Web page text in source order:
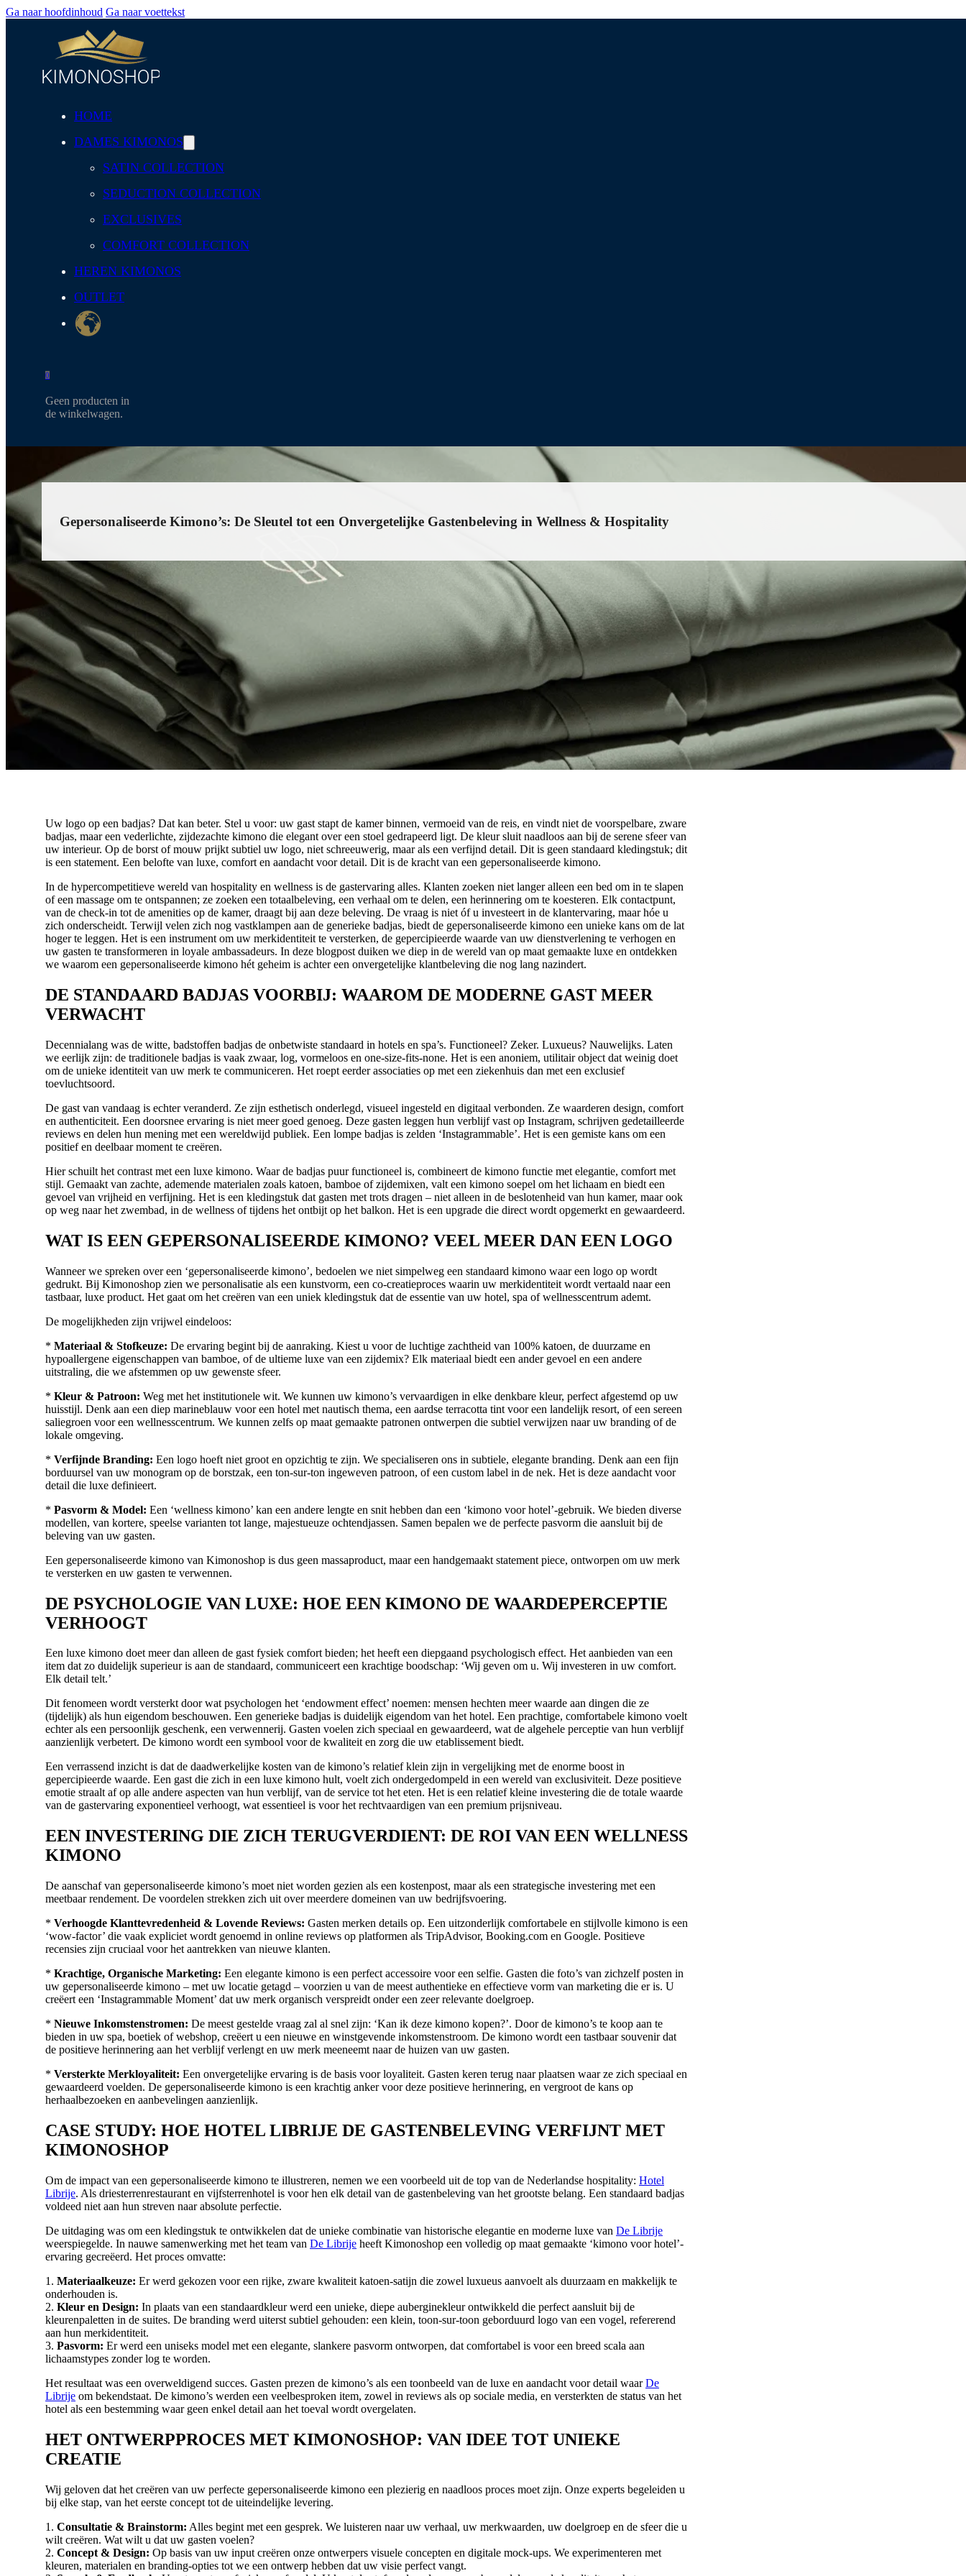
Ga naar hoofdinhoud Ga naar voettekst
HOME
DAMES KIMONOS
SATIN COLLECTION
SEDUCTION COLLECTION
EXCLUSIVES
COMFORT COLLECTION
HEREN KIMONOS
OUTLET
0
Geen producten in
de winkelwagen.
Gepersonaliseerde Kimono’s: De Sleutel tot een Onvergetelijke Gastenbeleving in Wellness & Hospitality
Uw logo op een badjas? Dat kan beter. Stel u voor: uw gast stapt de kamer binnen, vermoeid van de reis, en vindt niet de voorspelbare, zware
badjas, maar een vederlichte, zijdezachte kimono die elegant over een stoel gedrapeerd ligt. De kleur sluit naadloos aan bij de serene sfeer van
uw interieur. Op de borst of mouw prijkt subtiel uw logo, niet schreeuwerig, maar als een verfijnd detail. Dit is geen standaard kledingstuk; dit
is een statement. Een belofte van luxe, comfort en aandacht voor detail. Dit is de kracht van een gepersonaliseerde kimono.
In de hypercompetitieve wereld van hospitality en wellness is de gastervaring alles. Klanten zoeken niet langer alleen een bed om in te slapen
of een massage om te ontspannen; ze zoeken een totaalbeleving, een verhaal om te delen, een herinnering om te koesteren. Elk contactpunt,
van de check-in tot de amenities op de kamer, draagt bij aan deze beleving. De vraag is niet óf u investeert in de klantervaring, maar hóe u
zich onderscheidt. Terwijl velen zich nog vastklampen aan de generieke badjas, biedt de gepersonaliseerde kimono een unieke kans om de lat
hoger te leggen. Het is een instrument om uw merkidentiteit te versterken, de gepercipieerde waarde van uw dienstverlening te verhogen en
uw gasten te transformeren in loyale ambassadeurs. In deze blogpost duiken we diep in de wereld van op maat gemaakte luxe en ontdekken
we waarom een gepersonaliseerde kimono hét geheim is achter een onvergetelijke klantbeleving die nog lang nazindert.
DE STANDAARD BADJAS VOORBIJ: WAAROM DE MODERNE GAST MEER
VERWACHT
Decennialang was de witte, badstoffen badjas de onbetwiste standaard in hotels en spa’s. Functioneel? Zeker. Luxueus? Nauwelijks. Laten
we eerlijk zijn: de traditionele badjas is vaak zwaar, log, vormeloos en one-size-fits-none. Het is een anoniem, utilitair object dat weinig doet
om de unieke identiteit van uw merk te communiceren. Het roept eerder associaties op met een ziekenhuis dan met een exclusief
toevluchtsoord.
De gast van vandaag is echter veranderd. Ze zijn esthetisch onderlegd, visueel ingesteld en digitaal verbonden. Ze waarderen design, comfort
en authenticiteit. Een doorsnee ervaring is niet meer goed genoeg. Deze gasten leggen hun verblijf vast op Instagram, schrijven gedetailleerde
reviews en delen hun mening met een wereldwijd publiek. Een lompe badjas is zelden ‘Instagrammable’. Het is een gemiste kans om een
positief en deelbaar moment te creëren.
Hier schuilt het contrast met een luxe kimono. Waar de badjas puur functioneel is, combineert de kimono functie met elegantie, comfort met
stijl. Gemaakt van zachte, ademende materialen zoals katoen, bamboe of zijdemixen, valt een kimono soepel om het lichaam en biedt een
gevoel van vrijheid en verfijning. Het is een kledingstuk dat gasten met trots dragen – niet alleen in de beslotenheid van hun kamer, maar ook
op weg naar het zwembad, in de wellness of tijdens het ontbijt op het balkon. Het is een upgrade die direct wordt opgemerkt en gewaardeerd.
WAT IS EEN GEPERSONALISEERDE KIMONO? VEEL MEER DAN EEN LOGO
Wanneer we spreken over een ‘gepersonaliseerde kimono’, bedoelen we niet simpelweg een standaard kimono waar een logo op wordt
gedrukt. Bij Kimonoshop zien we personalisatie als een kunstvorm, een co-creatieproces waarin uw merkidentiteit wordt vertaald naar een
tastbaar, luxe product. Het gaat om het creëren van een uniek kledingstuk dat de essentie van uw hotel, spa of wellnesscentrum ademt.
De mogelijkheden zijn vrijwel eindeloos:
* Materiaal & Stofkeuze: De ervaring begint bij de aanraking. Kiest u voor de luchtige zachtheid van 100% katoen, de duurzame en
hypoallergene eigenschappen van bamboe, of de ultieme luxe van een zijdemix? Elk materiaal biedt een ander gevoel en een andere
uitstraling, die we afstemmen op uw gewenste sfeer.
* Kleur & Patroon: Weg met het institutionele wit. We kunnen uw kimono’s vervaardigen in elke denkbare kleur, perfect afgestemd op uw
huisstijl. Denk aan een diep marineblauw voor een hotel met nautisch thema, een aardse terracotta tint voor een landelijk resort, of een sereen
saliegroen voor een wellnesscentrum. We kunnen zelfs op maat gemaakte patronen ontwerpen die subtiel verwijzen naar uw branding of de
lokale omgeving.
* Verfijnde Branding: Een logo hoeft niet groot en opzichtig te zijn. We specialiseren ons in subtiele, elegante branding. Denk aan een fijn
borduursel van uw monogram op de borstzak, een ton-sur-ton ingeweven patroon, of een custom label in de nek. Het is deze aandacht voor
detail die luxe definieert.
* Pasvorm & Model: Een ‘wellness kimono’ kan een andere lengte en snit hebben dan een ‘kimono voor hotel’-gebruik. We bieden diverse
modellen, van kortere, speelse varianten tot lange, majestueuze ochtendjassen. Samen bepalen we de perfecte pasvorm die aansluit bij de
beleving van uw gasten.
Een gepersonaliseerde kimono van Kimonoshop is dus geen massaproduct, maar een handgemaakt statement piece, ontworpen om uw merk
te versterken en uw gasten te verwennen.
DE PSYCHOLOGIE VAN LUXE: HOE EEN KIMONO DE WAARDEPERCEPTIE
VERHOOGT
Een luxe kimono doet meer dan alleen de gast fysiek comfort bieden; het heeft een diepgaand psychologisch effect. Het aanbieden van een
item dat zo duidelijk superieur is aan de standaard, communiceert een krachtige boodschap: ‘Wij geven om u. Wij investeren in uw comfort.
Elk detail telt.’
Dit fenomeen wordt versterkt door wat psychologen het ‘endowment effect’ noemen: mensen hechten meer waarde aan dingen die ze
(tijdelijk) als hun eigendom beschouwen. Een generieke badjas is duidelijk eigendom van het hotel. Een prachtige, comfortabele kimono voelt
echter als een persoonlijk geschenk, een verwennerij. Gasten voelen zich speciaal en gewaardeerd, wat de algehele perceptie van hun verblijf
aanzienlijk verbetert. De kimono wordt een symbool voor de kwaliteit en zorg die uw etablissement biedt.
Een verrassend inzicht is dat de daadwerkelijke kosten van de kimono’s relatief klein zijn in vergelijking met de enorme boost in
gepercipieerde waarde. Een gast die zich in een luxe kimono hult, voelt zich ondergedompeld in een wereld van exclusiviteit. Deze positieve
emotie straalt af op alle andere aspecten van hun verblijf, van de service tot het eten. Het is een relatief kleine investering die de totale waarde
van de gastervaring exponentieel verhoogt, wat essentieel is voor het rechtvaardigen van een premium prijsniveau.
EEN INVESTERING DIE ZICH TERUGVERDIENT: DE ROI VAN EEN WELLNESS
KIMONO
De aanschaf van gepersonaliseerde kimono’s moet niet worden gezien als een kostenpost, maar als een strategische investering met een
meetbaar rendement. De voordelen strekken zich uit over meerdere domeinen van uw bedrijfsvoering.
* Verhoogde Klanttevredenheid & Lovende Reviews: Gasten merken details op. Een uitzonderlijk comfortabele en stijlvolle kimono is een
‘wow-factor’ die vaak expliciet wordt genoemd in online reviews op platformen als TripAdvisor, Booking.com en Google. Positieve
recensies zijn cruciaal voor het aantrekken van nieuwe klanten.
* Krachtige, Organische Marketing: Een elegante kimono is een perfect accessoire voor een selfie. Gasten die foto’s van zichzelf posten in
uw gepersonaliseerde kimono – met uw locatie getagd – voorzien u van de meest authentieke en effectieve vorm van marketing die er is. U
creëert een ‘Instagrammable Moment’ dat uw merk organisch verspreidt onder een zeer relevante doelgroep.
* Nieuwe Inkomstenstromen: De meest gestelde vraag zal al snel zijn: ‘Kan ik deze kimono kopen?’. Door de kimono’s te koop aan te
bieden in uw spa, boetiek of webshop, creëert u een nieuwe en winstgevende inkomstenstroom. De kimono wordt een tastbaar souvenir dat
de positieve herinnering aan het verblijf verlengt en uw merk meeneemt naar de huizen van uw gasten.
* Versterkte Merkloyaliteit: Een onvergetelijke ervaring is de basis voor loyaliteit. Gasten keren terug naar plaatsen waar ze zich speciaal en
gewaardeerd voelden. De gepersonaliseerde kimono is een krachtig anker voor deze positieve herinnering, en vergroot de kans op
herhaalbezoeken en aanbevelingen aanzienlijk.
CASE STUDY: HOE HOTEL LIBRIJE DE GASTENBELEVING VERFIJNT MET
KIMONOSHOP
Om de impact van een gepersonaliseerde kimono te illustreren, nemen we een voorbeeld uit de top van de Nederlandse hospitality: Hotel
Librije. Als driesterrenrestaurant en vijfsterrenhotel is voor hen elk detail van de gastenbeleving van het grootste belang. Een standaard badjas
voldeed niet aan hun streven naar absolute perfectie.
De uitdaging was om een kledingstuk te ontwikkelen dat de unieke combinatie van historische elegantie en moderne luxe van De Librije
weerspiegelde. In nauwe samenwerking met het team van De Librije heeft Kimonoshop een volledig op maat gemaakte ‘kimono voor hotel’-
ervaring gecreëerd. Het proces omvatte:
1. Materiaalkeuze: Er werd gekozen voor een rijke, zware kwaliteit katoen-satijn die zowel luxueus aanvoelt als duurzaam en makkelijk te
onderhouden is.
2. Kleur en Design: In plaats van een standaardkleur werd een unieke, diepe auberginekleur ontwikkeld die perfect aansluit bij de
kleurenpaletten in de suites. De branding werd uiterst subtiel gehouden: een klein, toon-sur-toon geborduurd logo van een vogel, refererend
aan hun merkidentiteit.
3. Pasvorm: Er werd een uniseks model met een elegante, slankere pasvorm ontworpen, dat comfortabel is voor een breed scala aan
lichaamstypes zonder log te worden.
Het resultaat was een overweldigend succes. Gasten prezen de kimono’s als een toonbeeld van de luxe en aandacht voor detail waarDe
Librije om bekendstaat. De kimono’s werden een veelbesproken item, zowel in reviews als op sociale media, en versterkten de status van het
hotel als een bestemming waar geen enkel detail aan het toeval wordt overgelaten.
HET ONTWERPPROCES MET KIMONOSHOP: VAN IDEE TOT UNIEKE
CREATIE
Wij geloven dat het creëren van uw perfecte gepersonaliseerde kimono een plezierig en naadloos proces moet zijn. Onze experts begeleiden u
bij elke stap, van het eerste concept tot de uiteindelijke levering.
1. Consultatie & Brainstorm: Alles begint met een gesprek. We luisteren naar uw verhaal, uw merkwaarden, uw doelgroep en de sfeer die u
wilt creëren. Wat wilt u dat uw gasten voelen?
2. Concept & Design: Op basis van uw input creëren onze ontwerpers visuele concepten en digitale mock-ups. We experimenteren met
kleuren, materialen en branding-opties tot we een ontwerp hebben dat uw visie perfect vangt.